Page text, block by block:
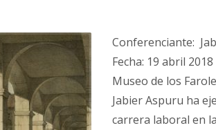
Conferenciante:
Fecha: 19 abril
Museo de los
Jabier Aspuru ha
carrera laboral en